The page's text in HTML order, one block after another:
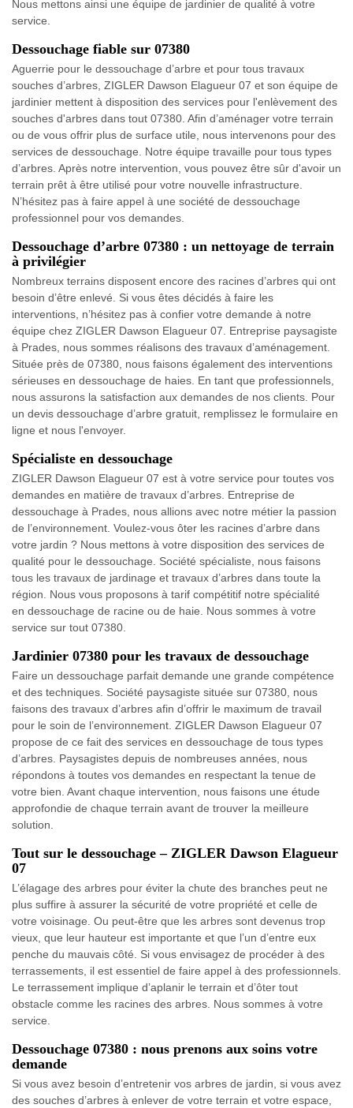
Nous mettons ainsi une équipe de jardinier de qualité à votre
service.
Dessouchage fiable sur 07380
Aguerrie pour le dessouchage d’arbre et pour tous travaux
souches d’arbres, ZIGLER Dawson Elagueur 07 et son équipe de
jardinier mettent à disposition des services pour l'enlèvement des
souches d'arbres dans tout 07380. Afin d’aménager votre terrain
ou de vous offrir plus de surface utile, nous intervenons pour des
services de dessouchage. Notre équipe travaille pour tous types
d’arbres. Après notre intervention, vous pouvez être sûr d'avoir un
terrain prêt à être utilisé pour votre nouvelle infrastructure.
N’hésitez pas à faire appel à une société de dessouchage
professionnel pour vos demandes.
Dessouchage d’arbre 07380 : un nettoyage de terrain
à privilégier
Nombreux terrains disposent encore des racines d’arbres qui ont
besoin d’être enlevé. Si vous êtes décidés à faire les
interventions, n’hésitez pas à confier votre demande à notre
équipe chez ZIGLER Dawson Elagueur 07. Entreprise paysagiste
à Prades, nous sommes réalisons des travaux d’aménagement.
Située près de 07380, nous faisons également des interventions
sérieuses en dessouchage de haies. En tant que professionnels,
nous assurons la satisfaction aux demandes de nos clients. Pour
un devis dessouchage d’arbre gratuit, remplissez le formulaire en
ligne et nous l'envoyer.
Spécialiste en dessouchage
ZIGLER Dawson Elagueur 07 est à votre service pour toutes vos
demandes en matière de travaux d’arbres. Entreprise de
dessouchage à Prades, nous allions avec notre métier la passion
de l’environnement. Voulez-vous ôter les racines d’arbre dans
votre jardin ? Nous mettons à votre disposition des services de
qualité pour le dessouchage. Société spécialiste, nous faisons
tous les travaux de jardinage et travaux d’arbres dans toute la
région. Nous vous proposons à tarif compétitif notre spécialité
en dessouchage de racine ou de haie. Nous sommes à votre
service sur tout 07380.
Jardinier 07380 pour les travaux de dessouchage
Faire un dessouchage parfait demande une grande compétence
et des techniques. Société paysagiste située sur 07380, nous
faisons des travaux d’arbres afin d’offrir le maximum de travail
pour le soin de l’environnement. ZIGLER Dawson Elagueur 07
propose de ce fait des services en dessouchage de tous types
d’arbres. Paysagistes depuis de nombreuses années, nous
répondons à toutes vos demandes en respectant la tenue de
votre bien. Avant chaque intervention, nous faisons une étude
approfondie de chaque terrain avant de trouver la meilleure
solution.
Tout sur le dessouchage – ZIGLER Dawson Elagueur
07
L’élagage des arbres pour éviter la chute des branches peut ne
plus suffire à assurer la sécurité de votre propriété et celle de
votre voisinage. Ou peut-être que les arbres sont devenus trop
vieux, que leur hauteur est importante et que l’un d’entre eux
penche du mauvais côté. Si vous envisagez de procéder à des
terrassements, il est essentiel de faire appel à des professionnels.
Le terrassement implique d’aplanir le terrain et d’ôter tout
obstacle comme les racines des arbres. Nous sommes à votre
service.
Dessouchage 07380 : nous prenons aux soins votre
demande
Si vous avez besoin d’entretenir vos arbres de jardin, si vous avez
des souches d’arbres à enlever de votre terrain et votre espace,